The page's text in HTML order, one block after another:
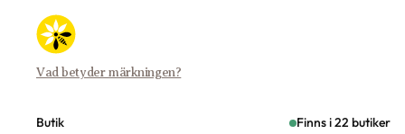
Vad betyder märkningen?
Butik Finns i 22 butiker